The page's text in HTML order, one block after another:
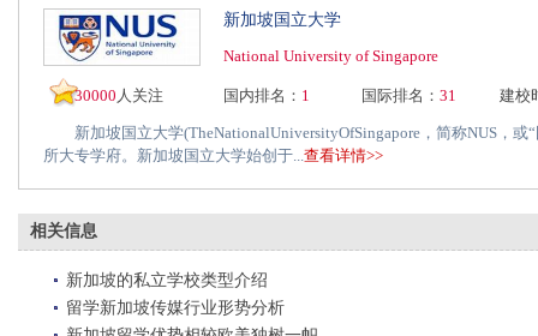
新加坡国立大学
National University of Singapore
30000 人关注 国内排名： 1 国际排名： 31 建校
新加坡国立大学(TheNationalUniversityOfSingapore，简称NUS，或
所大专学府。新加坡国立大学始创于...查看详情>>
相关信息
新加坡的私立学校类型介绍
留学新加坡传媒行业形势分析